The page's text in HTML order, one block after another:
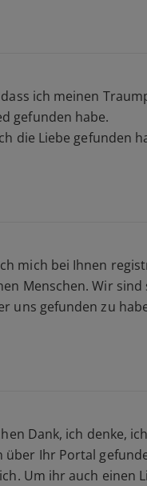
ich meinen
gefunden habe.
die Liebe gefunden
mich bei Ihnen
Menschen. Wir sind
uns gefunden zu
Dank, ich denke,
Ihr Portal
Um ihr auch einen